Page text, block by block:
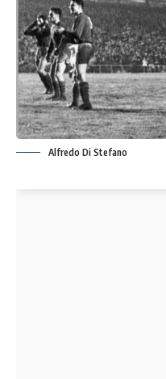
Alfredo Di Stefano